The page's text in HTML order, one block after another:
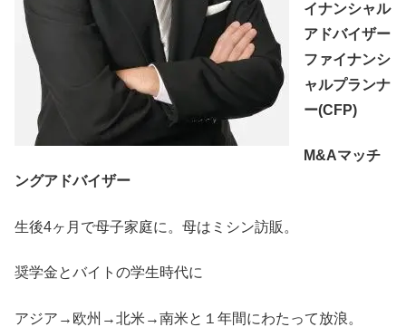
イナンシャル
アドバイザー
ファイナンシ
ャルプランナ
ー(CFP)
M&Aマッチ
ングアドバイザー
生後4ヶ月で母子家庭に。母はミシン訪販。
奨学金とバイトの学生時代に
アジア→欧州→北米→南米と１年間にわたって放浪。